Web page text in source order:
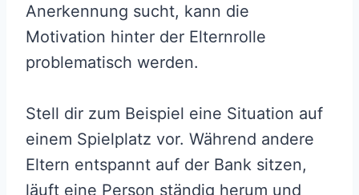
Anerkennung sucht, kann die
Motivation hinter der Elternrolle
problematisch werden.
Stell dir zum Beispiel eine Situation auf
einem Spielplatz vor. Während andere
Eltern entspannt auf der Bank sitzen,
läuft eine Person ständig herum und